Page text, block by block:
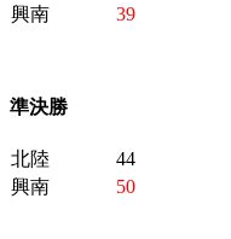
興南
39
準決勝
北陸 44
興南
50